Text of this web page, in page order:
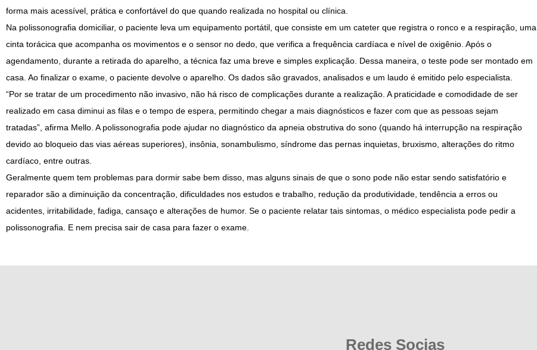
forma mais acessível, prática e confortável do que quando realizada no hospital ou clínica.
Na polissonografia domiciliar, o paciente leva um equipamento portátil, que consiste em um cateter que registra o ronco e a respiração, uma
cinta torácica que acompanha os movimentos e o sensor no dedo, que verifica a frequência cardíaca e nível de oxigênio. Após o
agendamento, durante a retirada do aparelho, a técnica faz uma breve e simples explicação. Dessa maneira, o teste pode ser montado em
casa. Ao finalizar o exame, o paciente devolve o aparelho. Os dados são gravados, analisados e um laudo é emitido pelo especialista.
“Por se tratar de um procedimento não invasivo, não há risco de complicações durante a realização. A praticidade e comodidade de ser
realizado em casa diminui as filas e o tempo de espera, permitindo chegar a mais diagnósticos e fazer com que as pessoas sejam
tratadas”, afirma Mello. A polissonografia pode ajudar no diagnóstico da apneia obstrutiva do sono (quando há interrupção na respiração
devido ao bloqueio das vias aéreas superiores), insônia, sonambulismo, síndrome das pernas inquietas, bruxismo, alterações do ritmo
cardíaco, entre outras.
Geralmente quem tem problemas para dormir sabe bem disso, mas alguns sinais de que o sono pode não estar sendo satisfatório e
reparador são a diminuição da concentração, dificuldades nos estudos e trabalho, redução da produtividade, tendência a erros ou
acidentes, irritabilidade, fadiga, cansaço e alterações de humor. Se o paciente relatar tais sintomas, o médico especialista pode pedir a
polissonografia. E nem precisa sair de casa para fazer o exame.
Redes Socias